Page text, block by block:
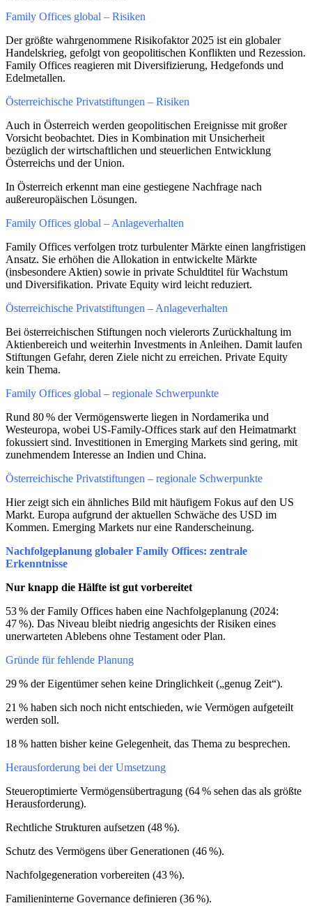
Family Offices global – Risiken
Der größte wahrgenommene Risikofaktor 2025 ist ein globaler
Handelskrieg, gefolgt von geopolitischen Konflikten und Rezession.
Family Offices reagieren mit Diversifizierung, Hedgefonds und
Edelmetallen.
Österreichische Privatstiftungen – Risiken
Auch in Österreich werden geopolitischen Ereignisse mit großer
Vorsicht beobachtet. Dies in Kombination mit Unsicherheit
bezüglich der wirtschaftlichen und steuerlichen Entwicklung
Österreichs und der Union.
In Österreich erkennt man eine gestiegene Nachfrage nach
außereuropäischen Lösungen.
Family Offices global – Anlageverhalten
Family Offices verfolgen trotz turbulenter Märkte einen langfristigen
Ansatz. Sie erhöhen die Allokation in entwickelte Märkte
(insbesondere Aktien) sowie in private Schuldtitel für Wachstum
und Diversifikation. Private Equity wird leicht reduziert.
Österreichische Privatstiftungen – Anlageverhalten
Bei österreichischen Stiftungen noch vielerorts Zurückhaltung im
Aktienbereich und weiterhin Investments in Anleihen. Damit laufen
Stiftungen Gefahr, deren Ziele nicht zu erreichen. Private Equity
kein Thema.
Family Offices global – regionale Schwerpunkte
Rund 80 % der Vermögenswerte liegen in Nordamerika und
Westeuropa, wobei US-Family-Offices stark auf den Heimatmarkt
fokussiert sind. Investitionen in Emerging Markets sind gering, mit
zunehmendem Interesse an Indien und China.
Österreichische Privatstiftungen – regionale Schwerpunkte
Hier zeigt sich ein ähnliches Bild mit häufigem Fokus auf den US
Markt. Europa aufgrund der aktuellen Schwäche des USD im
Kommen. Emerging Markets nur eine Randerscheinung.
Nachfolgeplanung globaler Family Offices: zentrale
Erkenntnisse
Nur knapp die Hälfte ist gut vorbereitet
53 % der Family Offices haben eine Nachfolgeplanung (2024:
47 %). Das Niveau bleibt niedrig angesichts der Risiken eines
unerwarteten Ablebens ohne Testament oder Plan.
Gründe für fehlende Planung
29 % der Eigentümer sehen keine Dringlichkeit („genug Zeit“).
21 % haben sich noch nicht entschieden, wie Vermögen aufgeteilt
werden soll.
18 % hatten bisher keine Gelegenheit, das Thema zu besprechen.
Herausforderung bei der Umsetzung
Steueroptimierte Vermögensübertragung (64 % sehen das als größte
Herausforderung).
Rechtliche Strukturen aufsetzen (48 %).
Schutz des Vermögens über Generationen (46 %).
Nachfolgegeneration vorbereiten (43 %).
Familieninterne Governance definieren (36 %).